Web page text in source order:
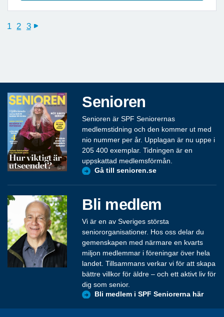
1 2 3 next
Senioren
Senioren är SPF Seniorernas
medlemstidning och den kommer ut med
nio nummer per år. Upplagan är nu uppe i
205 400 exemplar. Tidningen är en
uppskattad medlemsförmån.
Gå till senioren.se
Bli medlem
Vi är en av Sveriges största
seniororganisationer. Hos oss delar du
gemenskapen med närmare en kvarts
miljon medlemmar i föreningar över hela
landet. Tillsammans verkar vi för att skapa
bättre villkor för äldre – och ett aktivt liv för
dig som senior.
Bli medlem i SPF Seniorerna här